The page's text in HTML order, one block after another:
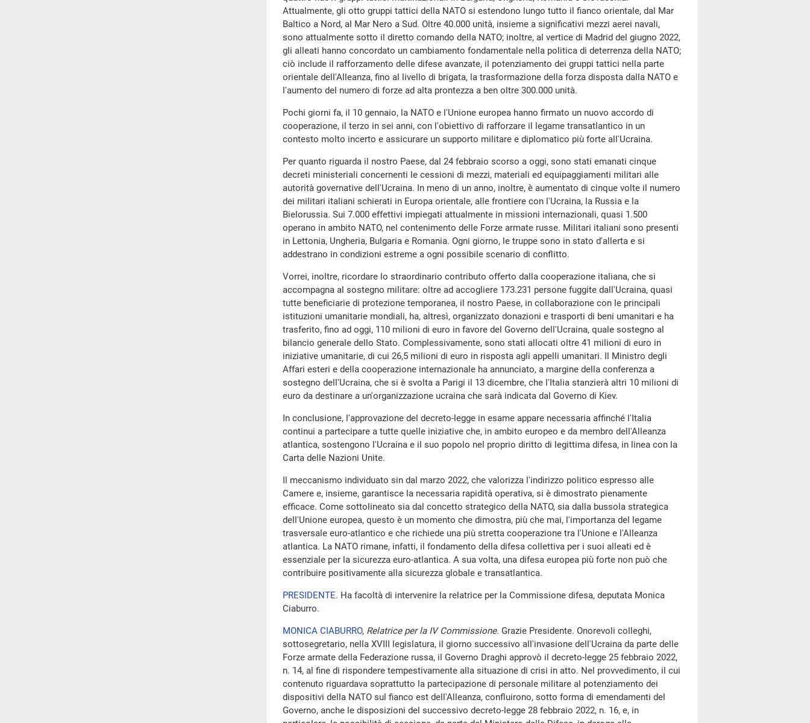
Attualmente, gli otto gruppi tattici della NATO si estendono lungo tutto il fianco orientale, dal Mar
Baltico a Nord, al Mar Nero a Sud. Oltre 40.000 unità, insieme a significativi mezzi aerei navali,
sono attualmente sotto il diretto comando della NATO; inoltre, al vertice di Madrid del giugno 2022,
gli alleati hanno concordato un cambiamento fondamentale nella politica di deterrenza della NATO;
ciò include il rafforzamento delle difese avanzate, il potenziamento dei gruppi tattici nella parte
orientale dell'Alleanza, fino al livello di brigata, la trasformazione della forza disposta dalla NATO e
l'aumento del numero di forze ad alta prontezza a ben oltre 300.000 unità.
Pochi giorni fa, il 10 gennaio, la NATO e l'Unione europea hanno firmato un nuovo accordo di
cooperazione, il terzo in sei anni, con l'obiettivo di rafforzare il legame transatlantico in un
contesto molto incerto e assicurare un supporto militare e diplomatico più forte all'Ucraina.
Per quanto riguarda il nostro Paese, dal 24 febbraio scorso a oggi, sono stati emanati cinque
decreti ministeriali concernenti le cessioni di mezzi, materiali ed equipaggiamenti militari alle
autorità governative dell'Ucraina. In meno di un anno, inoltre, è aumentato di cinque volte il numero
dei militari italiani schierati in Europa orientale, alle frontiere con l'Ucraina, la Russia e la
Bielorussia. Sui 7.000 effettivi impiegati attualmente in missioni internazionali, quasi 1.500
operano in ambito NATO, nel contenimento delle Forze armate russe. Militari italiani sono presenti
in Lettonia, Ungheria, Bulgaria e Romania. Ogni giorno, le truppe sono in stato d'allerta e si
addestrano in condizioni estreme a ogni possibile scenario di conflitto.
Vorrei, inoltre, ricordare lo straordinario contributo offerto dalla cooperazione italiana, che si
accompagna al sostegno militare: oltre ad accogliere 173.231 persone fuggite dall'Ucraina, quasi
tutte beneficiarie di protezione temporanea, il nostro Paese, in collaborazione con le principali
istituzioni umanitarie mondiali, ha, altresì, organizzato donazioni e trasporti di beni umanitari e ha
trasferito, fino ad oggi, 110 milioni di euro in favore del Governo dell'Ucraina, quale sostegno al
bilancio generale dello Stato. Complessivamente, sono stati allocati oltre 41 milioni di euro in
iniziative umanitarie, di cui 26,5 milioni di euro in risposta agli appelli umanitari. Il Ministro degli
Affari esteri e della cooperazione internazionale ha annunciato, a margine della conferenza a
sostegno dell'Ucraina, che si è svolta a Parigi il 13 dicembre, che l'Italia stanzierà altri 10 milioni di
euro da destinare a un'organizzazione ucraina che sarà indicata dal Governo di Kiev.
In conclusione, l'approvazione del decreto-legge in esame appare necessaria affinché l'Italia
continui a partecipare a tutte quelle iniziative che, in ambito europeo e da membro dell'Alleanza
atlantica, sostengono l'Ucraina e il suo popolo nel proprio diritto di legittima difesa, in linea con la
Carta delle Nazioni Unite.
Il meccanismo individuato sin dal marzo 2022, che valorizza l'indirizzo politico espresso alle
Camere e, insieme, garantisce la necessaria rapidità operativa, si è dimostrato pienamente
efficace. Come sottolineato sia dal concetto strategico della NATO, sia dalla bussola strategica
dell'Unione europea, questo è un momento che dimostra, più che mai, l'importanza del legame
trasversale euro-atlantico e che richiede una più stretta cooperazione tra l'Unione e l'Alleanza
atlantica. La NATO rimane, infatti, il fondamento della difesa collettiva per i suoi alleati ed è
essenziale per la sicurezza euro-atlantica. A sua volta, una difesa europea più forte non può che
contribuire positivamente alla sicurezza globale e transatlantica.
PRESIDENTE. Ha facoltà di intervenire la relatrice per la Commissione difesa, deputata Monica
Ciaburro.
MONICA CIABURRO, Relatrice per la IV Commissione. Grazie Presidente. Onorevoli colleghi,
sottosegretario, nella XVIII legislatura, il giorno successivo all'invasione dell'Ucraina da parte delle
Forze armate della Federazione russa, il Governo Draghi approvò il decreto-legge 25 febbraio 2022,
n. 14, al fine di rispondere tempestivamente alla situazione di crisi in atto. Nel provvedimento, il cui
contenuto riguardava soprattutto la partecipazione di personale militare al potenziamento dei
dispositivi della NATO sul fianco est dell'Alleanza, confluirono, sotto forma di emendamenti del
Governo, anche le disposizioni del successivo decreto-legge 28 febbraio 2022, n. 16, e, in